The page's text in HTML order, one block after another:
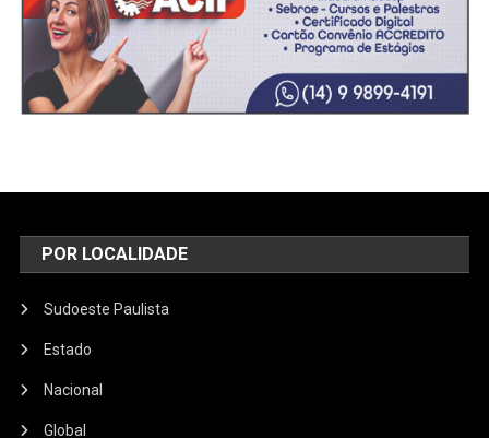
POR LOCALIDADE
Sudoeste Paulista
Estado
Nacional
Global